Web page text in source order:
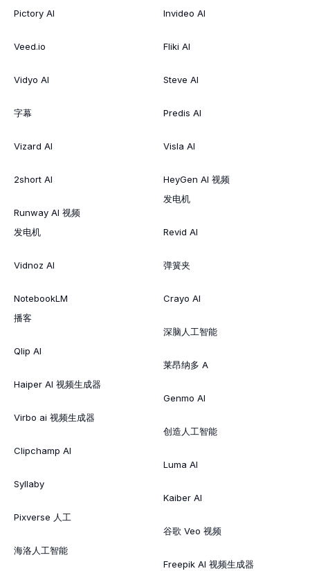
Pictory AI
Veed.io
Vidyo AI
字幕
Vizard AI
2short AI
Runway AI 视频
发电机
Vidnoz AI
NotebookLM
播客
Qlip AI
Haiper AI 视频生成器
Virbo ai 视频生成器
Clipchamp AI
Syllaby
Pixverse 人工
海洛人工智能
Invideo AI
Fliki AI
Steve AI
Predis AI
Visla AI
HeyGen AI 视频
发电机
Revid AI
弹簧夹
Crayo AI
深脑人工智能
莱昂纳多 A
Genmo AI
创造人工智能
Luma AI
Kaiber AI
谷歌 Veo 视频
Freepik AI 视频生成器